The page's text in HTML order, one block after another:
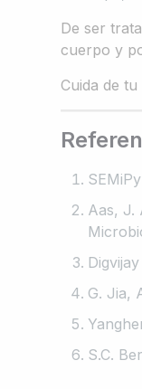
De ser
cuerpo y
Cuida de
Aas, J.
G. Jia,
S.C.